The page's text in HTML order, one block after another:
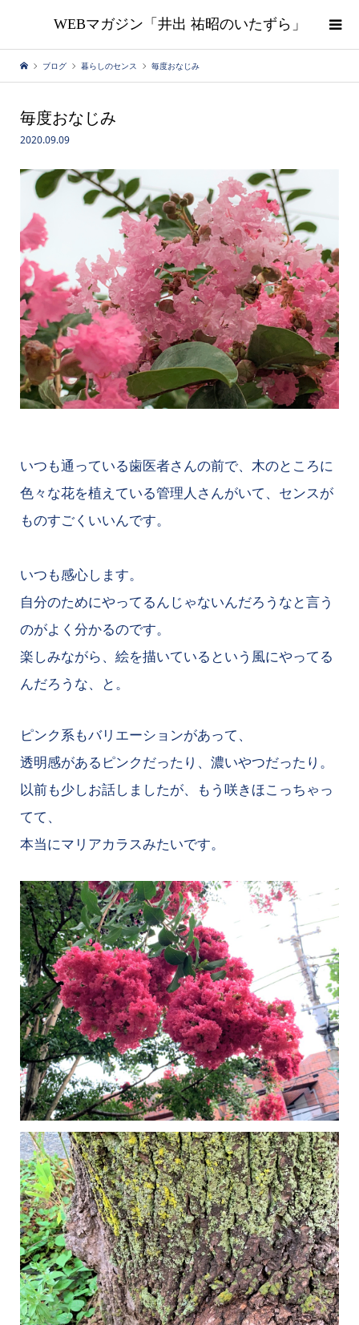
WEBマガジン「井出 祐昭のいたずら」
ブログ 暮らしのセンス 毎度おなじみ
毎度おなじみ
2020.09.09
いつも通っている歯医者さんの前で、木のところに
色々な花を植えている管理人さんがいて、センスが
ものすごくいいんです。
いつも感心します。
自分のためにやってるんじゃないんだろうなと言う
のがよく分かるのです。
楽しみながら、絵を描いているという風にやってる
んだろうな、と。
ピンク系もバリエーションがあって、
透明感があるピンクだったり、濃いやつだったり。
以前も少しお話しましたが、もう咲きほこっちゃっ
てて、
本当にマリアカラスみたいです。